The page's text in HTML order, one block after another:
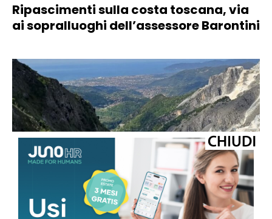
Ripascimenti sulla costa toscana, via
ai sopralluoghi dell’assessore Barontini
Marmo, la sindaca Arrighi sulle